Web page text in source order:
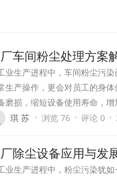
车间粉尘处理方案
业生产进程中，车间粉尘污
生产操作，更会对员工的身
磨损，缩短设备使用寿命，增
琪 苏 · 浏览 76 · 评论 0 ·
除尘设备应用与发
业生产进程中，粉尘污染犹